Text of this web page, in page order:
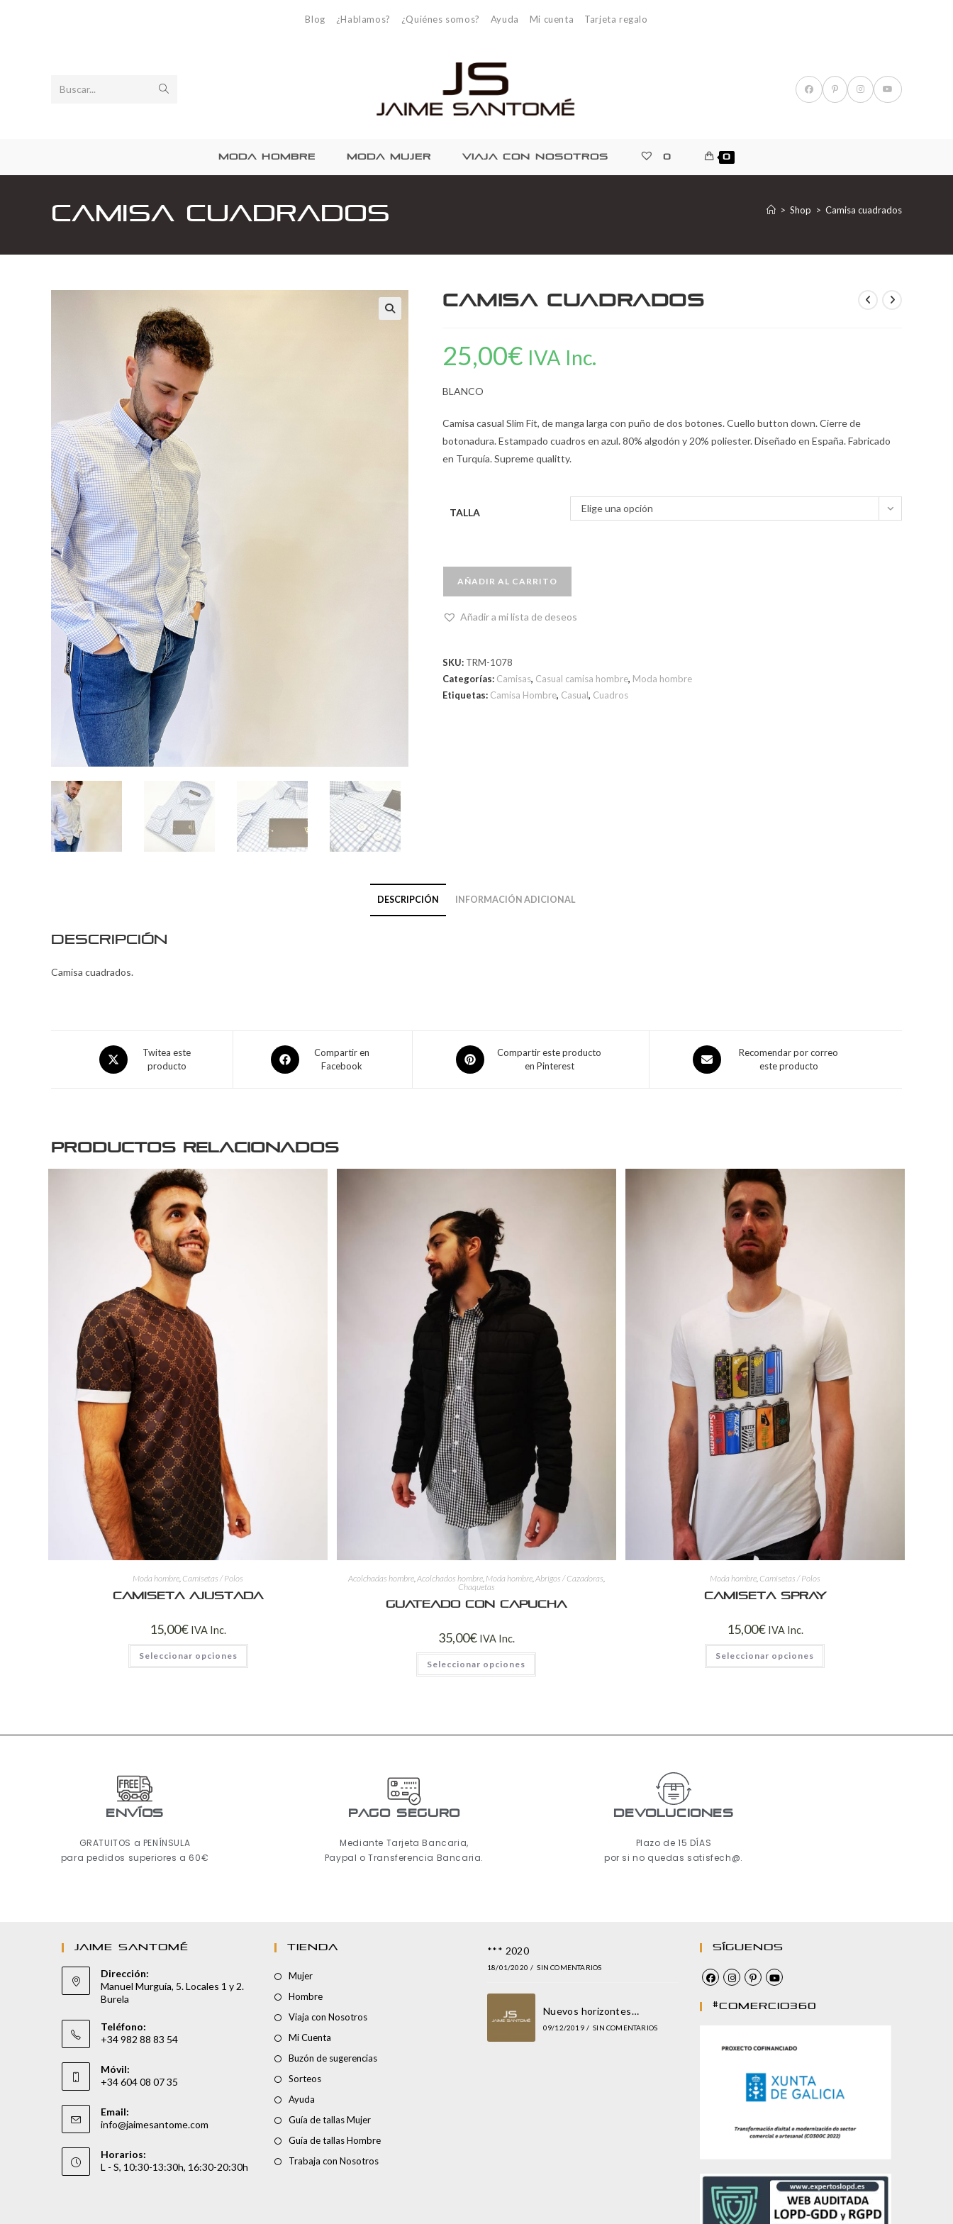
Blog ¿Hablamos? ¿Quiénes somos? Ayuda Mi cuenta Tarjeta regalo
Buscar...
MODA HOMBRE MODA MUJER VIAJA CON NOSOTROS 0 0
Camisa cuadrados > Shop > Camisa cuadrados
Camisa cuadrados
25,00€ IVA Inc.
BLANCO
Camisa casual Slim Fit, de manga larga con puño de dos botones. Cuello button down. Cierre de
botonadura. Estampado cuadros en azul. 80% algodón y 20% poliester. Diseñado en España. Fabricado
en Turquía. Supreme qualitty.
TALLA Elige una opción
AÑADIR AL CARRITO
Añadir a mi lista de deseos
SKU: TRM-1078
Categorías: Camisas, Casual camisa hombre, Moda hombre
Etiquetas: Camisa Hombre, Casual, Cuadros
DESCRIPCIÓN INFORMACIÓN ADICIONAL
Descripción
Camisa cuadrados.
Twitea este
producto
Compartir en
Facebook
Compartir este producto
en Pinterest
Recomendar por correo
este producto
Productos relacionados
Moda hombre Camisetas / Polos
Camiseta ajustada
15,00€ IVA Inc.
Seleccionar opciones
Acolchadas hombre, Acolchados hombre, Moda hombre, Abrigos / Cazadoras
Chaquetas
Guateado con capucha
35,00€ IVA Inc.
Seleccionar opciones
Moda hombre, Camisetas / Polos
Camiseta spray
15,00€ IVA Inc.
Seleccionar opciones
ENVÍOS
GRATUITOS a PENÍNSULA
para pedidos superiores a 60€
pago seguro
Mediante Tarjeta Bancaria,
Paypal o Transferencia Bancaria.
Devoluciones
Plazo de 15 DÍAS
por si no quedas satisfech@.
JAIME SANTOMÉ
Dirección:
Manuel Murguía, 5. Locales 1 y 2.
Burela
Teléfono:
+34 982 88 83 54
Móvil:
+34 604 08 07 35
Email:
info@jaimesantome.com
Horarios:
L - S, 10:30-13:30h, 16:30-20:30h
TIENDA
Mujer
Hombre
Viaja con Nosotros
Mi Cuenta
Buzón de sugerencias
Sorteos
Ayuda
Guía de tallas Mujer
Guía de tallas Hombre
Trabaja con Nosotros
*** 2020
18/01/2020 / SIN COMENTARIOS
Nuevos horizontes…
09/12/2019 / SIN COMENTARIOS
Síguenos
#comercio360